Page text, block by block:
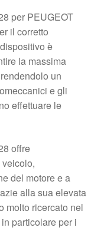
per PEUGEOT
il corretto
è
la massima
un
e gli
effettuare le
offre
del motore e a
alla sua elevata
molto ricercato nel
particolare per i